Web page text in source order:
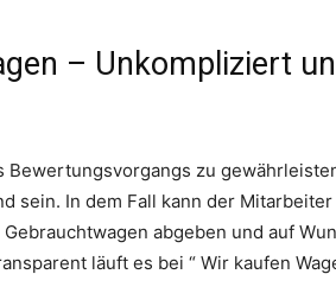
– Unkompliziert
zu
sein. In dem Fall kann der Mitarbeiter
abgeben und auf
läuft es bei “ Wir kaufen